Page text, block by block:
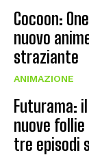
Cocoon:
nuovo
straziante
ANIMAZIONE
Futurama:
nuove follie
tre episodi